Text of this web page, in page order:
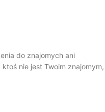
do znajomych ani
nie jest Twoim znajomym,